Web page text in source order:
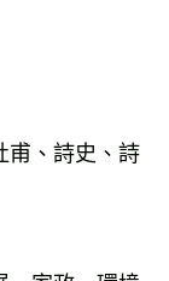
甫、詩史、詩